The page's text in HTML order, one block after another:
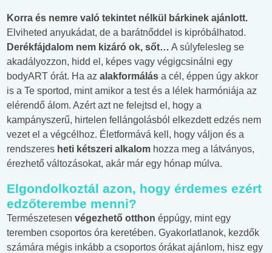
Korra és nemre való tekintet nélkül bárkinek ajánlott.
Elviheted anyukádat, de a barátnőddel is kipróbálhatod.
Derékfájdalom nem kizáró ok, sőt… A súlyfelesleg se
akadályozzon, hidd el, képes vagy végigcsinálni egy
bodyART órát. Ha az alakformálás a cél, éppen úgy akkor
is a Te sportod, mint amikor a test és a lélek harmóniája az
elérendő álom. Azért azt ne felejtsd el, hogy a
kampányszerű, hirtelen fellángolásból elkezdett edzés nem
vezet el a végcélhoz. Életformává kell, hogy váljon és a
rendszeres heti kétszeri alkalom hozza meg a látványos,
érezhető változásokat, akár már egy hónap múlva.
Elgondolkoztál azon, hogy érdemes ezért
edzőterembe menni?
Természetesen végezhető otthon éppúgy, mint egy
teremben csoportos óra keretében. Gyakorlatlanok, kezdők
számára mégis inkább a csoportos órákat ajánlom, hisz egy